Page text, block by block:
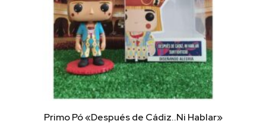
Primo Pó «Después de Cádiz..Ni Hablar»